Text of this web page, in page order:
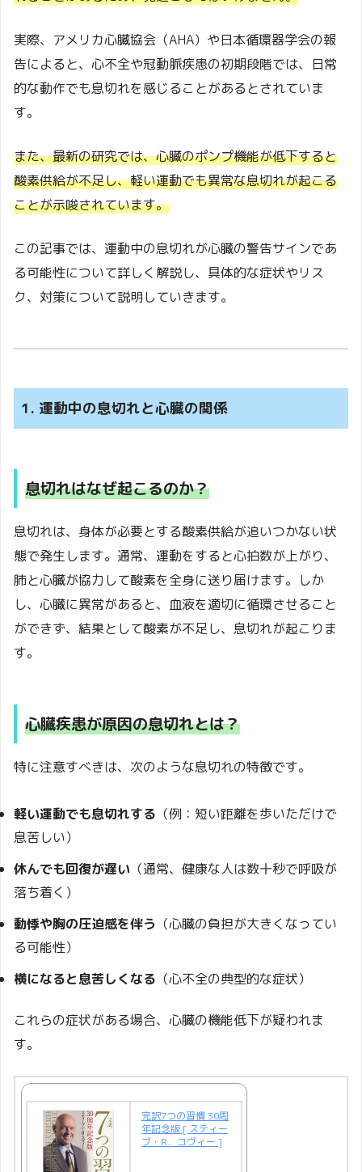
実際、アメリカ心臓協会（AHA）や日本循環器学会の報
告によると、心不全や冠動脈疾患の初期段階では、日常
的な動作でも息切れを感じることがあるとされていま
す。
また、最新の研究では、心臓のポンプ機能が低下すると
酸素供給が不足し、軽い運動でも異常な息切れが起こる
ことが示唆されています。
この記事では、運動中の息切れが心臓の警告サインであ
る可能性について詳しく解説し、具体的な症状やリス
ク、対策について説明していきます。
1. 運動中の息切れと心臓の関係
息切れはなぜ起こるのか？
息切れは、身体が必要とする酸素供給が追いつかない状
態で発生します。通常、運動をすると心拍数が上がり、
肺と心臓が協力して酸素を全身に送り届けます。しか
し、心臓に異常があると、血液を適切に循環させること
ができず、結果として酸素が不足し、息切れが起こりま
す。
心臓疾患が原因の息切れとは？
特に注意すべきは、次のような息切れの特徴です。
軽い運動でも息切れする （例：短い距離を歩いただけで
息苦しい）
休んでも回復が遅い （通常、健康な人は数十秒で呼吸が
落ち着く）
動悸や胸の圧迫感を伴う （心臓の負担が大きくなってい
る可能性）
横になると息苦しくなる （心不全の典型的な症状）
これらの症状がある場合、心臓の機能低下が疑われま
す。
完訳7つの習慣 30周
年記念版 [ スティー
ブ・R．コヴィー ]